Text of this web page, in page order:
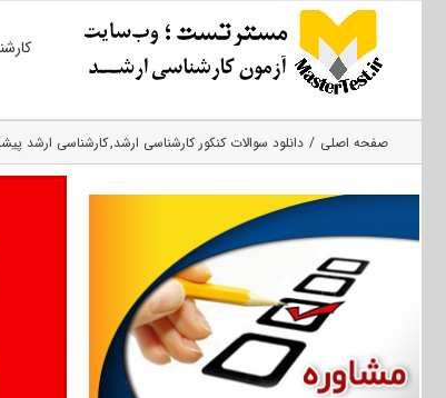
صفحه اصلی دانلود سوالات کنکور کارشناسی ارشد کارشناسی ارشد